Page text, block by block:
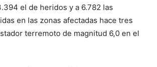
el de heridos y a 6.782 las
en las zonas afectadas hace tres
terremoto de magnitud 6,0 en el